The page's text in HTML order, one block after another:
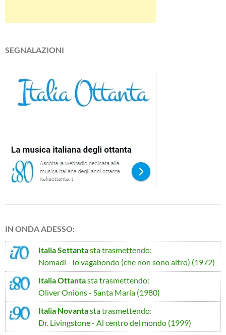
SEGNALAZIONI
IN ONDA ADESSO:
Italia Settantasta trasmettendo:
Nomadi - Io vagabondo (che non sono altro) (1972)
Italia Ottantasta trasmettendo:
Oliver Onions - Santa Maria (1980)
Italia Novantasta trasmettendo:
Dr. Livingstone - Al centro del mondo (1999)